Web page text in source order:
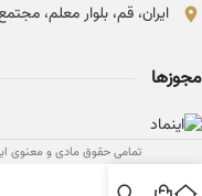
ایران، قم، بلوار معلم،
مجوزها
تمامی حقوق مادی و